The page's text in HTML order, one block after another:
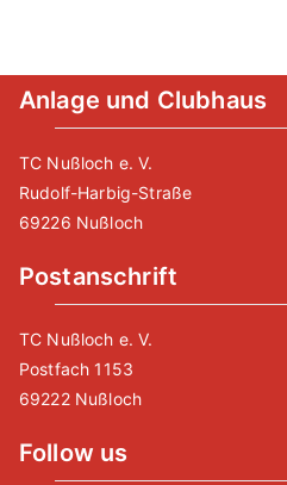
Anlage und Clubhaus
TC Nußloch e. V.
Rudolf-Harbig-Straße
69226 Nußloch
Postanschrift
TC Nußloch e. V.
Postfach 1153
69222 Nußloch
Follow us